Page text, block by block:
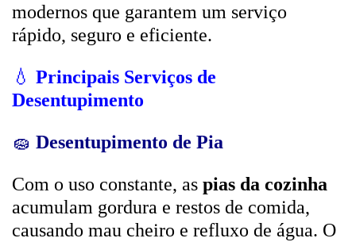
modernos que garantem um serviço
rápido, seguro e eficiente.
💧 Principais Serviços de
Desentupimento
🧽 Desentupimento de Pia
Com o uso constante, as pias da cozinha
acumulam gordura e restos de comida,
causando mau cheiro e refluxo de água. O